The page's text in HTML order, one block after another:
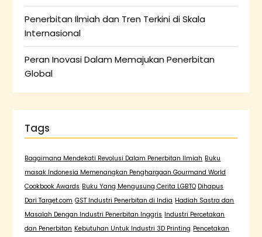
Penerbitan Ilmiah dan Tren Terkini di Skala
Internasional
Peran Inovasi Dalam Memajukan Penerbitan
Global
Tags
Bagaimana Mendekati Revolusi Dalam Penerbitan Ilmiah Buku
masak Indonesia Memenangkan Penghargaan Gourmand World
Cookbook Awards Buku Yang Mengusung Cerita LGBTQ Dihapus
Dari Target.com GST Industri Penerbitan di India Hadiah Sastra dan
Masalah Dengan Industri Penerbitan Inggris Industri Percetakan
dan Penerbitan Kebutuhan Untuk Industri 3D Printing Pencetakan